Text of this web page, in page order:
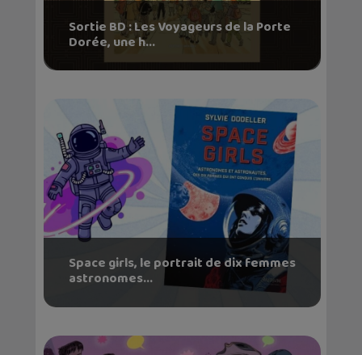
Sortie BD : Les Voyageurs de la Porte
Dorée, une h...
Space girls, le portrait de dix femmes
astronomes...